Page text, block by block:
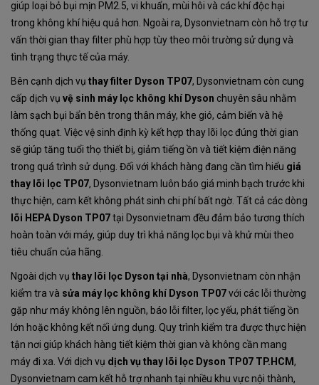
giúp loại bỏ bụi mịn PM2.5, vi khuẩn, mùi hôi và các khí độc hại
trong không khí hiệu quả hơn. Ngoài ra, Dysonvietnam còn hỗ trợ tư
vấn thời gian thay filter phù hợp tùy theo môi trường sử dụng và
tình trạng thực tế của máy.
Bên cạnh dịch vụ thay filter Dyson TP07, Dysonvietnam còn cung
cấp dịch vụ vệ sinh máy lọc không khí Dyson chuyên sâu nhằm
làm sạch bụi bẩn bên trong thân máy, khe gió, cảm biến và hệ
thống quạt. Việc vệ sinh định kỳ kết hợp thay lõi lọc đúng thời gian
sẽ giúp tăng tuổi thọ thiết bị, giảm tiếng ồn và tiết kiệm điện năng
trong quá trình sử dụng. Đối với khách hàng đang cần tìm hiểu giá
thay lõi lọc TP07, Dysonvietnam luôn báo giá minh bạch trước khi
thực hiện, cam kết không phát sinh chi phí bất ngờ. Tất cả các dòng
lõi HEPA Dyson TP07tại Dysonvietnam đều đảm bảo tương thích
hoàn toàn với máy, giúp duy trì khả năng lọc bụi và khử mùi theo
tiêu chuẩn của hãng.
Ngoài dịch vụ thay lõi lọc Dyson tại nhà, Dysonvietnam còn nhận
kiểm tra và sửa máy lọc không khí Dyson TP07với các lỗi thường
gặp như máy không lên nguồn, báo lỗi filter, lọc yếu, phát tiếng ồn
lớn hoặc không kết nối ứng dụng. Quy trình kiểm tra được thực hiện
tận nơi giúp khách hàng tiết kiệm thời gian và không cần mang
máy đi xa. Với dịch vụ dịch vụ thay lõi lọc Dyson TP07 TP.HCM,
Dysonvietnam cam kết hỗ trợ nhanh tại nhiều khu vực nội thành,